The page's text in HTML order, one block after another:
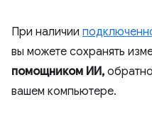
При наличии
вы можете сохранять
помощником ИИ,
вашем компьютере.